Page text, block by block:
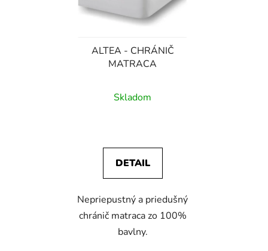
ALTEA - CHRÁNIČ
MATRACA
Skladom
DETAIL
Nepriepustný a priedušný
chránič matraca zo 100%
bavlny.